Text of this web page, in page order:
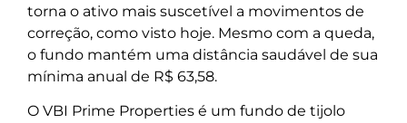
torna o ativo mais suscetível a movimentos de
correção, como visto hoje. Mesmo com a queda,
o fundo mantém uma distância saudável de sua
mínima anual de R$ 63,58.
O VBI Prime Properties é um fundo de tijolo